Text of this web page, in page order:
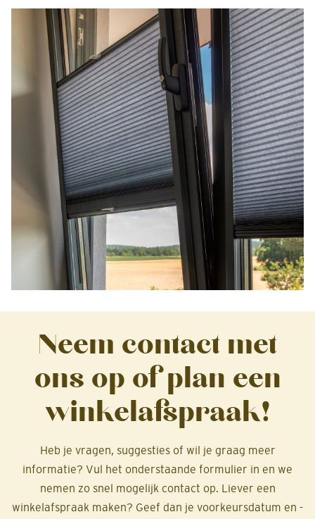
Neem contact met
ons op of plan een
winkelafspraak!
Heb je vragen, suggesties of wil je graag meer
informatie? Vul het onderstaande formulier in en we
nemen zo snel mogelijk contact op. Liever een
winkelafspraak maken? Geef dan je voorkeursdatum en -